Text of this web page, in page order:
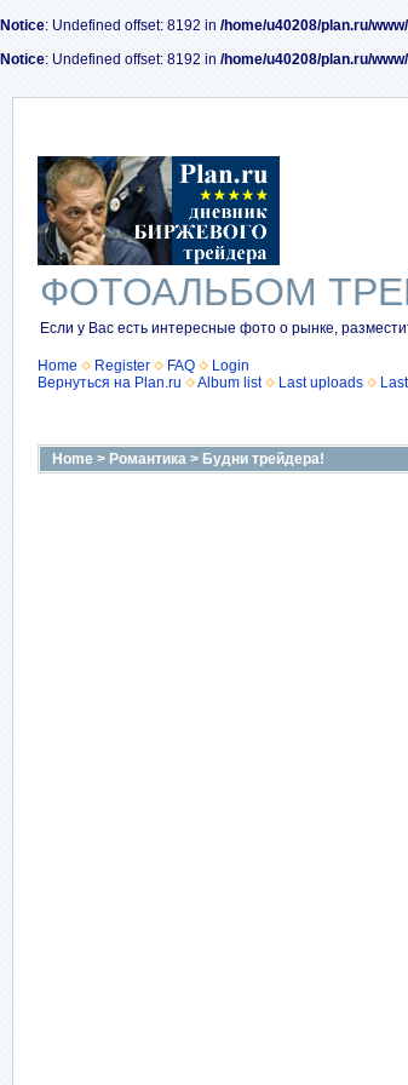
Notice: Undefined offset: 8192 in /home/u40208/plan.ru/
Notice: Undefined offset: 8192 in /home/u40208/plan.ru/
ФОТОАЛЬБОМ
Если у Вас есть интересные фото о рынке,
Home Register FAQ
Login
Вернуться на Plan.ru
Album list Last uploads
Home > Романтика > Будни трейдера!